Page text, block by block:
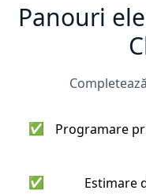
Panouri
✅
Programare
✅
Estimare